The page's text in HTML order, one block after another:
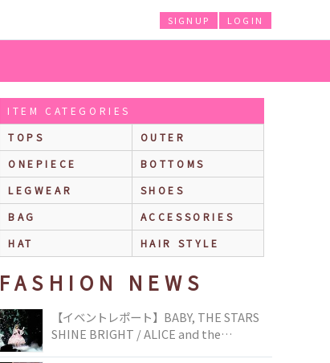
LOGIN
SIGNUP
ITEM CATEGORIES
TOPS
OUTER
ONEPIECE
BOTTOMS
LEGWEAR
SHOES
BAG
ACCESSORIES
HAT
HAIR STYLE
FASHION NEWS
【イベントレポート】BABY, THE STARS
SHINE BRIGHT / ALICE and the